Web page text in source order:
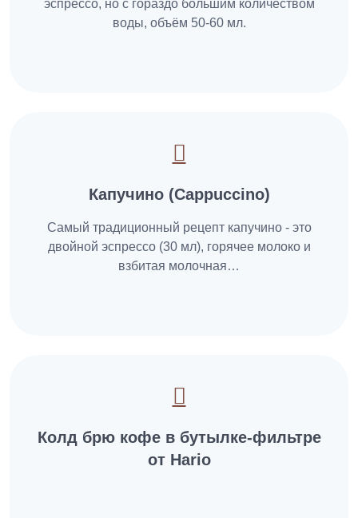
эспрессо, но с гораздо большим количеством
воды, объём 50-60 мл.
Капучино (Cappuccino)
Самый традиционный рецепт капучино - это
двойной эспрессо (30 мл), горячее молоко и
взбитая молочная…
Колд брю кофе в бутылке-фильтре
от Hario